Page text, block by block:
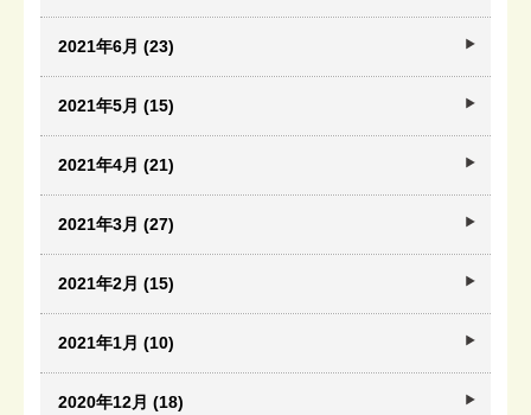
2021年6月 (23)
2021年5月 (15)
2021年4月 (21)
2021年3月 (27)
2021年2月 (15)
2021年1月 (10)
2020年12月 (18)